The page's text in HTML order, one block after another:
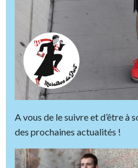
A vous de le suivre et d’être à
des prochaines actualités !